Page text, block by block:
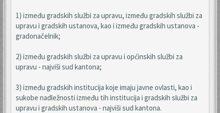
1) između gradskih službi za upravu, između gradskih službi za
upravu i gradskih ustanova, kao i između gradskih ustanova -
gradonačelnik;
2) između gradskih službi za upravu i općinskih službi za
upravu - najviši sud kantona;
3) između gradskih institucija koje imaju javne ovlasti, kao i
sukobe nadležnosti između tih institucija i gradskih službi za
upravu i gradskih ustanova - najviši sud kantona.